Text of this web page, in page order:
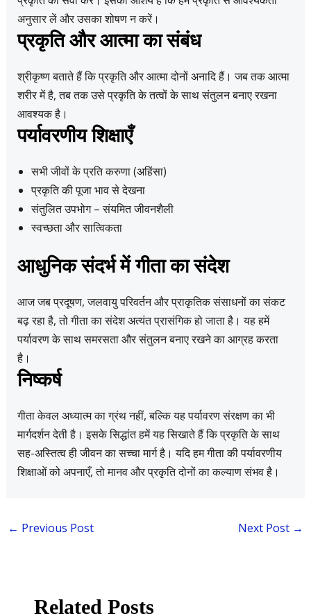
अनुसार लें और उसका शोषण न करें।
प्रकृति और आत्मा का संबंध
श्रीकृष्ण बताते हैं कि प्रकृति और आत्मा दोनों अनादि हैं। जब तक आत्मा
शरीर में है, तब तक उसे प्रकृति के तत्वों के साथ संतुलन बनाए रखना
आवश्यक है।
पर्यावरणीय शिक्षाएँ
सभी जीवों के प्रति करुणा (अहिंसा)
प्रकृति की पूजा भाव से देखना
संतुलित उपभोग – संयमित जीवनशैली
स्वच्छता और सात्विकता
आधुनिक संदर्भ में गीता का संदेश
आज जब प्रदूषण, जलवायु परिवर्तन और प्राकृतिक संसाधनों का संकट
बढ़ रहा है, तो गीता का संदेश अत्यंत प्रासंगिक हो जाता है। यह हमें
पर्यावरण के साथ समरसता और संतुलन बनाए रखने का आग्रह करता
है।
निष्कर्ष
गीता केवल अध्यात्म का ग्रंथ नहीं, बल्कि यह पर्यावरण संरक्षण का भी
मार्गदर्शन देती है। इसके सिद्धांत हमें यह सिखाते हैं कि प्रकृति के साथ
सह-अस्तित्व ही जीवन का सच्चा मार्ग है। यदि हम गीता की पर्यावरणीय
शिक्षाओं को अपनाएँ, तो मानव और प्रकृति दोनों का कल्याण संभव है।
← Previous Post Next Post →
Related Posts